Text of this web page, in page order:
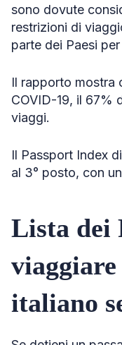
sono dovute
restrizioni di
parte dei Paesi
Il rapporto mostra
COVID-19, il 67%
viaggi.
Il Passport Index
al 3° posto, con
Lista dei
viaggiare
italiano